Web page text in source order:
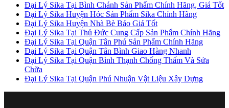
Đại Lý Sika Tại Bình Chánh Sản Phẩm Chính Hãng, Giá Tốt
Đại Lý Sika Huyện Hóc Sản Phẩm Sika Chính Hãng
Đại Lý Sika Huyện Nhà Bè Báo Giá Tốt
Đại Lý Sika Tại Thủ Đức Cung Cấp Sản Phẩm Chính Hãng
Đại Lý Sika Tại Quận Tân Phú Sản Phẩm Chính Hãng
Đại Lý Sika Tại Quận Tân Bình Giao Hàng Nhanh
Đại Lý Sika Tại Quận Bình Thạnh Chống Thấm Và Sửa
Chữa
Đại Lý Sika Tại Quận Phú Nhuận Vật Liệu Xây Dựng